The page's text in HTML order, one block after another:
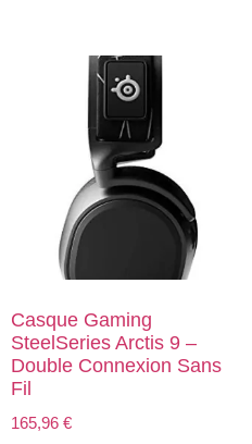
Casque Gaming
SteelSeries Arctis 9 –
Double Connexion Sans
Fil
165,96 €